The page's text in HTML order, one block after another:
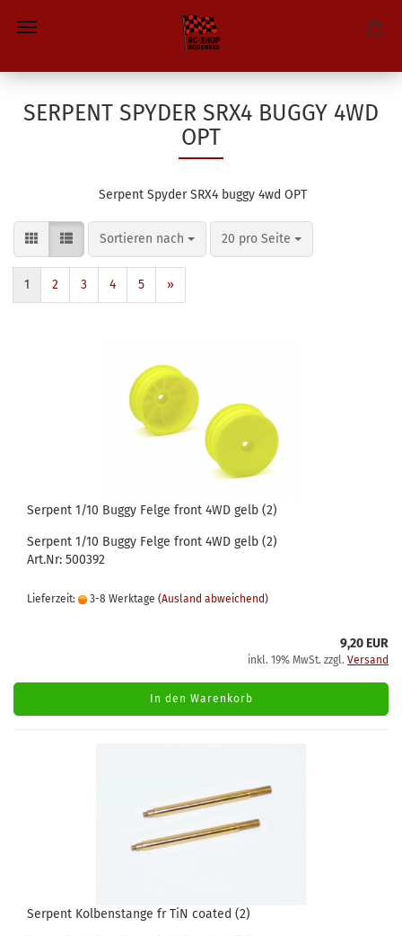
SERPENT SPYDER SRX4 BUGGY 4WD
OPT
Serpent Spyder SRX4 buggy 4wd OPT
Sortieren nach
Sortieren nach 20 pro Seite
pro Seite
1 2 3 4 5 »
Serpent 1/10 Buggy Felge front 4WD gelb (2)
Serpent 1/10 Buggy Felge front 4WD gelb (2)
Art.Nr: 500392
Lieferzeit: 3-8 Werktage (Ausland abweichend)
9,20 EUR
inkl. 19% MwSt. zzgl. Versand
In den Warenkorb
Serpent Kolbenstange fr TiN coated (2)